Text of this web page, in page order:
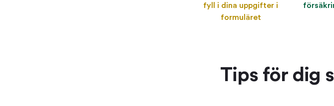
fyll i dina uppgifter i
formuläret
Tips för dig